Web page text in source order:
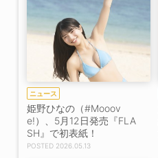
ニュース
姫野ひなの（#Mooov
e!）、5月12日発売『FLA
SH』で初表紙！
2026.05.13